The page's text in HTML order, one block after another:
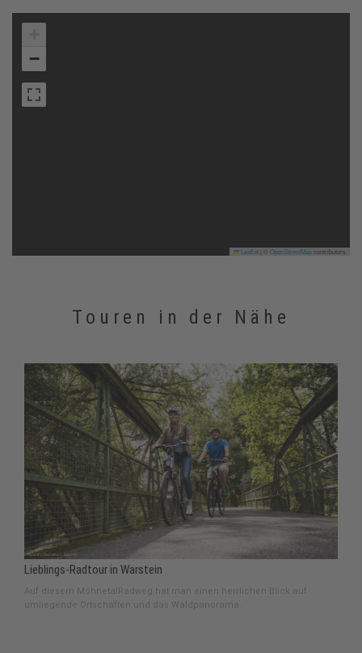
−
Leaflet OpenStreetMapcontributors
Touren in der Nähe
Lieblings-Radtour in Warstein
Auf diesem MöhnetalRadweg hat man einen herrlichen Blick auf
umliegende Ortschaften und das Waldpanorama.